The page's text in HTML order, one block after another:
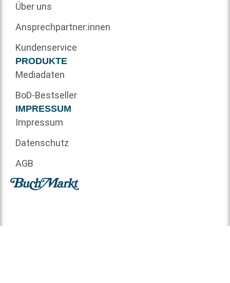
Über uns
Ansprechpartner:innen
Kundenservice
PRODUKTE
Mediadaten
BoD-Bestseller
IMPRESSUM
Impressum
Datenschutz
AGB